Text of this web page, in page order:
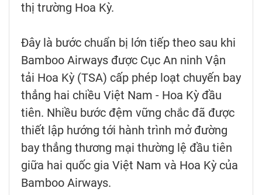
thị trường Hoa Kỳ.
Đây là bước chuẩn bị lớn tiếp theo sau khi
Bamboo Airways được Cục An ninh Vận
tải Hoa Kỳ (TSA) cấp phép loạt chuyến bay
thẳng hai chiều Việt Nam - Hoa Kỳ đầu
tiên. Nhiều bước đệm vững chắc đã được
thiết lập hướng tới hành trình mở đường
bay thẳng thương mại thường lệ đầu tiên
giữa hai quốc gia Việt Nam và Hoa Kỳ của
Bamboo Airways.